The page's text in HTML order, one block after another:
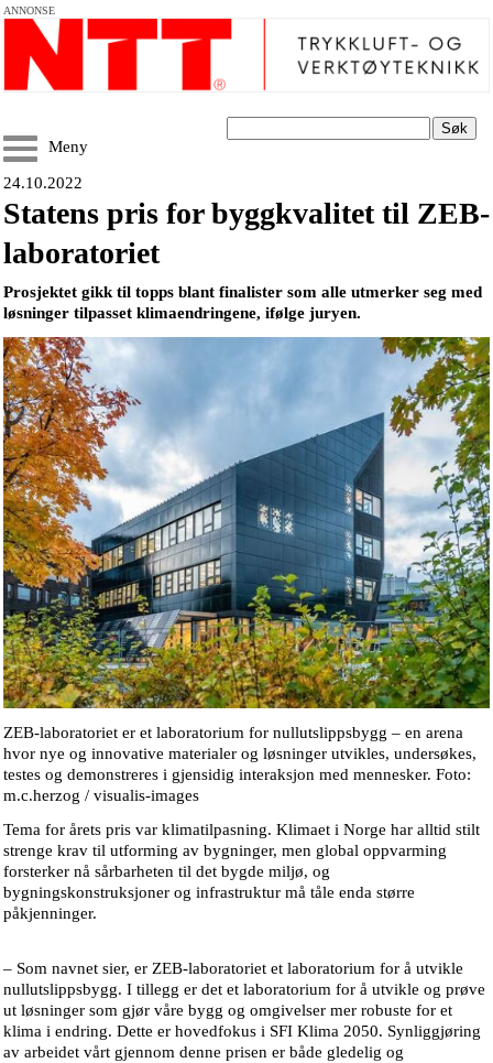
ANNONSE
Søk
Meny
24.10.2022
Statens pris for byggkvalitet til ZEB-
laboratoriet
Prosjektet gikk til topps blant finalister som alle utmerker seg med
løsninger tilpasset klimaendringene, ifølge juryen.
ZEB-laboratoriet er et laboratorium for nullutslippsbygg – en arena
hvor nye og innovative materialer og løsninger utvikles, undersøkes,
testes og demonstreres i gjensidig interaksjon med mennesker. Foto:
m.c.herzog / visualis-images
Tema for årets pris var klimatilpasning. Klimaet i Norge har alltid stilt
strenge krav til utforming av bygninger, men global oppvarming
forsterker nå sårbarheten til det bygde miljø, og
bygningskonstruksjoner og infrastruktur må tåle enda større
påkjenninger.
– Som navnet sier, er ZEB-laboratoriet et laboratorium for å utvikle
nullutslippsbygg. I tillegg er det et laboratorium for å utvikle og prøve
ut løsninger som gjør våre bygg og omgivelser mer robuste for et
klima i endring. Dette er hovedfokus i SFI Klima 2050. Synliggjøring
av arbeidet vårt gjennom denne prisen er både gledelig og